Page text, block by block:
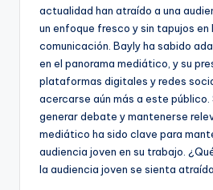
actualidad han atraído a una
un enfoque fresco y sin tapujos en
comunicación. Bayly ha sabido
en el panorama mediático, y su
plataformas digitales y redes
acercarse aún más a este público.
generar debate y mantenerse
mediático ha sido clave para
audiencia joven en su trabajo.
la audiencia joven se sienta